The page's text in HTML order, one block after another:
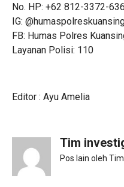
No. HP: +62 812-3372-
IG:
FB: Humas Polres
Layanan Polisi: 110
Editor : Ayu Amelia
Tim
Pos lain oleh